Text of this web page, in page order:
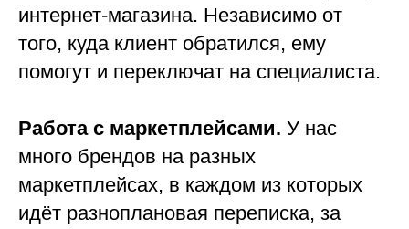
интернет-магазина. Независимо от
того, куда клиент обратился, ему
помогут и переключат на специалиста.
Работа с маркетплейсами. У нас
много брендов на разных
маркетплейсах, в каждом из которых
идёт разноплановая переписка, за